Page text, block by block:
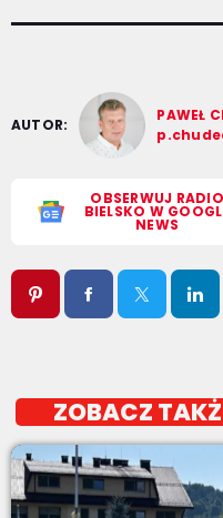
AUTOR:
PAWEŁ
OBSERWUJ RADIO
BIELSKO W
NEWS
ZOBACZ